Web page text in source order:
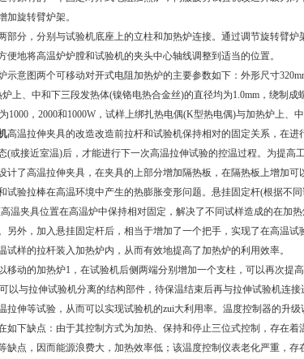
加旋转臂炉架。
部分，分别与试验机底座上的立柱和加热炉连接。通过调节旋转臂炉
地将高温炉炉膛和试验机的夹头中心轴线调整到适当的位置。
示意图两个可移动对开式电阻加热炉的主要参数如下：外形尺寸
炉上、中和下三段发热体(镍铬电热合金丝)的直径均为1.0mm，绕制成
1000，2000和1000W，试样上绑扎热电偶(K型热电偶)与加热炉上、
高温拉伸夹具的改造改造前拉杆和试验机保持相对的固定关系，在进
(或接近室温)后，才能进行下一次高温拉伸试验的控温过程。为提高
计了高温拉伸夹具，在夹具的上部分增加隔热板，在隔热板上增加可
试验拉棒在高温环境中产生的热膨胀变形问题。悬挂固定杆(根据不同
温夹具位置在高温炉中保持相对固定，解决了不同试样造成的在加
另外，加入悬挂固定杆后，相当于增加了一个把手，实现了在高温试
样的拉杆装入加热炉内，从而有效地提高了加热炉的利用效率。
移动的加热炉1，在试验机后侧两端分别增加一个支柱，可以再次提
以与拉伸试验机分离的结构部件，待保温结束后再与拉伸试验机连接
拉伸等试验，从而可以实现试验机的zui大利用率。温度控制器的升级
如下缺点：由于其控制方式为加热、保持和停止三位式控制，存在着
缺点，因而能源浪费大，加热效率低；该温度控制仪表老化严重，存